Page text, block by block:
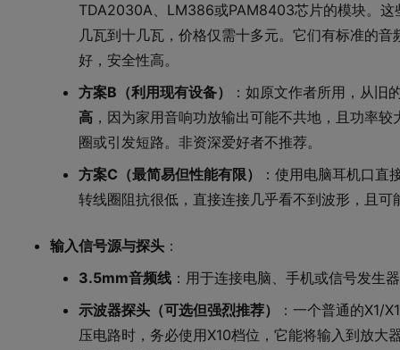
TDA2030A、LM386或PAM8403芯片的模块。
几瓦到十几瓦，价格仅需十多元。它们有标准的
好，安全性高。
方案B（利用现有设备）
：如原文作者所用，从旧
高 ，因为家用音响功放输出可能不共地，且功率
圈或引发短路。非资深爱好者不推荐。
方案C（最简易但性能有限）
：使用电脑耳机口直
转线圈阻抗很低，直接连接几乎看不到波形，且可
输入信号源与探头 ：
3.5mm音频线 ：用于连接电脑、手机或信号发生
示波器探头（可选但强烈推荐）
：一个普通的X1/
压电路时，务必使用X10档位，它能将输入到放大